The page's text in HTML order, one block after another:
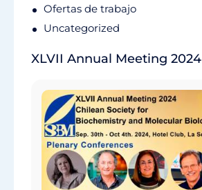
Ofertas de trabajo
Uncategorized
XLVII Annual Meeting 2024